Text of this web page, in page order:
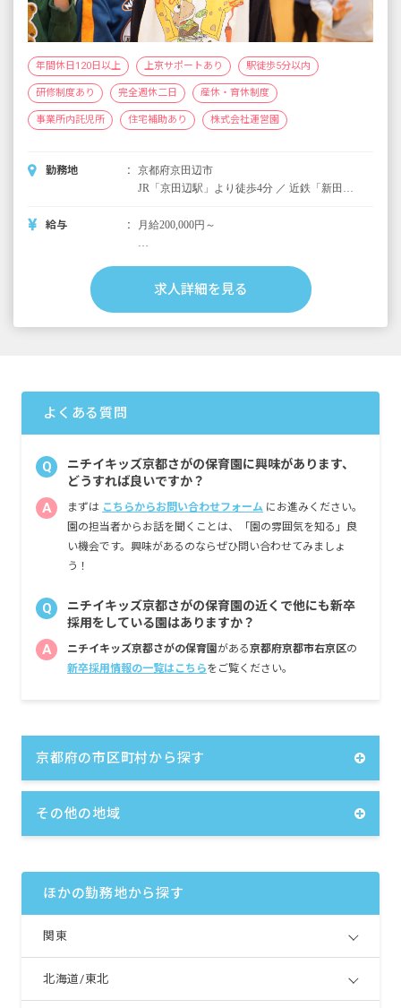
年間休日120日以上 上京サポートあり 駅徒歩5分以内
研修制度あり 完全週休二日 産休・育休制度
事業所内託児所 住宅補助あり 株式会社運営園
勤務地
京都府京田辺市
JR「京田辺駅」より徒歩4分 ／ 近鉄「新田辺
給与
月給200,000円～
■早朝手当 （開園～8時）
■夜間手当 （18時～閉園）
※評価期間中に基準に満たす勤務実績がない
等の事情がある場合は支給額が0円になります
※試用期間3カ月／同条件
求人詳細を見る
よくある質問
Q
ニチイキッズ京都さがの保育園に興味があります、
どうすれば良いですか？
A まずは こちらからお問い合わせフォーム にお進みください。
園の担当者からお話を聞くことは、「園の雰囲気を知る」良
い機会です。興味があるのならぜひ問い合わせてみましょ
う！
Q
ニチイキッズ京都さがの保育園の近くで他にも新卒
採用をしている園はありますか？
A ニチイキッズ京都さがの保育園がある京都府京都市右京区の
新卒採用情報の一覧はこちらをご覧ください。
京都府の市区町村から探す
その他の地域
ほかの勤務地から探す
関東
北海道/東北